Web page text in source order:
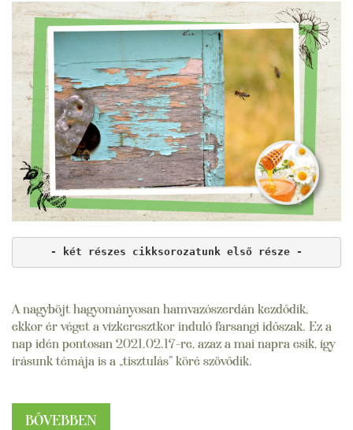
- két részes cikksorozatunk első része -
A nagyböjt hagyományosan hamvazószerdán kezdődik,
ekkor ér véget a vízkeresztkor induló farsangi időszak. Ez a
nap idén pontosan 2021.02.17-re, azaz a mai napra esik, így
írásunk témája is a „tisztulás” köré szövődik.
BŐVEBBEN